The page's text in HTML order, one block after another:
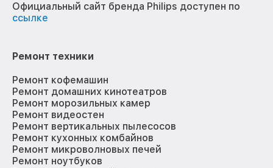
Официальный сайт бренда Philips доступен по
ссылке
Ремонт техники
Ремонт кофемашин
Ремонт домашних кинотеатров
Ремонт морозильных камер
Ремонт видеостен
Ремонт вертикальных пылесосов
Ремонт кухонных комбайнов
Ремонт микроволновых печей
Ремонт ноутбуков